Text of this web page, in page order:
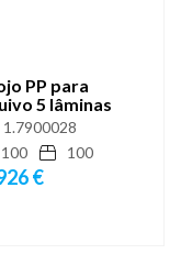
PP para
5 lâminas
1.7900028
100
100
€